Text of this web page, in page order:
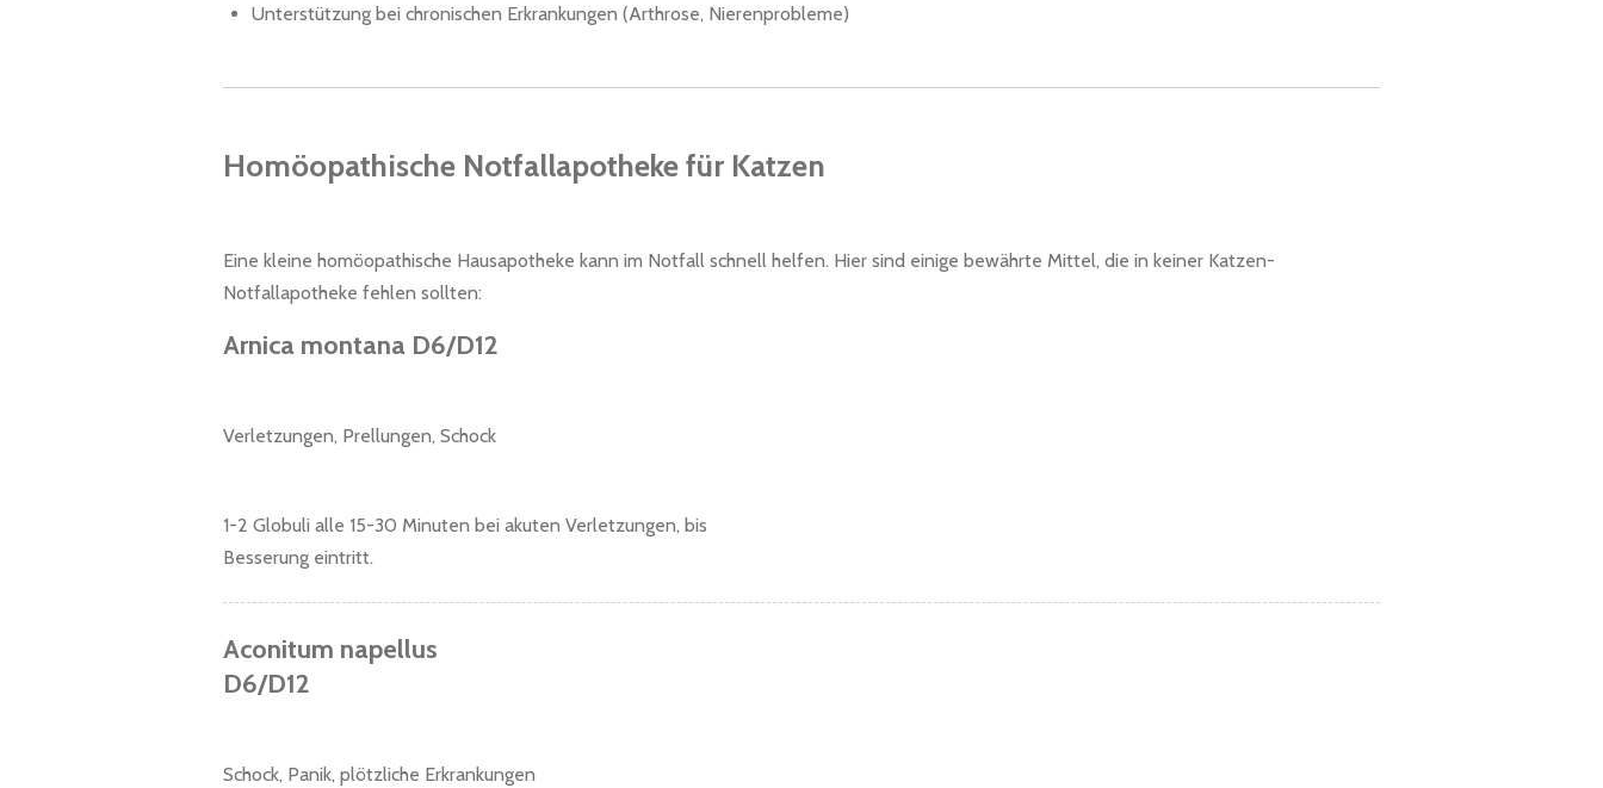
Unterstützung bei chronischen Erkrankungen (Arthrose, Nierenprobleme)
Homöopathische Notfallapotheke für Katzen
Eine kleine homöopathische Hausapotheke kann im Notfall schnell helfen. Hier sind einige bewährte Mittel, die in keiner Katzen-
Notfallapotheke fehlen sollten:
Arnica montana D6/D12
Verletzungen, Prellungen, Schock
1-2 Globuli alle 15-30 Minuten bei akuten Verletzungen, bis
Besserung eintritt.
Aconitum napellus
D6/D12
Schock, Panik, plötzliche Erkrankungen